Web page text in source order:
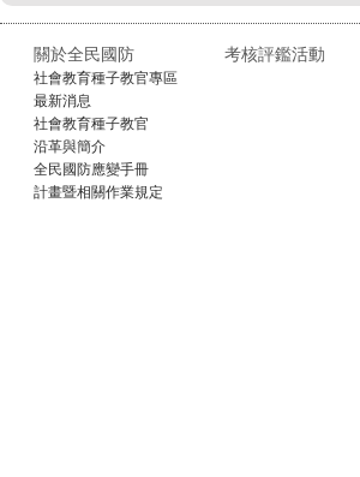
關於全民國防
社會教育種子教官專區
最新消息
社會教育種子教官
沿革與簡介
全民國防應變手冊
計畫暨相關作業規定
考核評鑑活動